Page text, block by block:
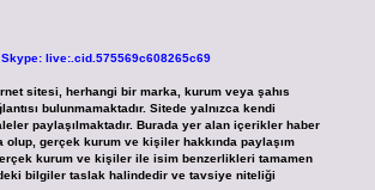
Skype: live:.cid.575569c608265c69
sitesi, herhangi bir marka, kurum veya şahıs
bulunmamaktadır. Sitede yalnızca kendi
paylaşılmaktadır. Burada yer alan içerikler haber
olup, gerçek kurum ve kişiler hakkında paylaşım
kurum ve kişiler ile isim benzerlikleri tamamen
bilgiler taslak halindedir ve tavsiye niteliği